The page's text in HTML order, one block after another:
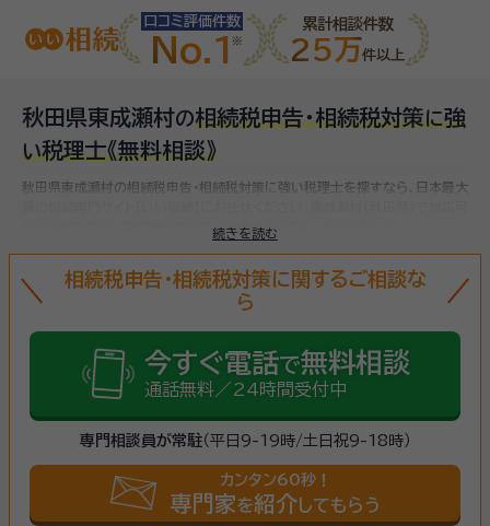
口コミ評価件数
No.1
累計相談件数
25万件以上
秋田県東成瀬村の相続税申告・相続税対策に強
い税理士《無料相談》
続きを読む
秋田県東成瀬村の相続税申告・相続税対策に強い税理士を探すなら、日本最大
能な相続税申告・相続税対策に強い税理士をお探しいただけます。
相続税申告・相続税対策に関するご相談な
ら
今すぐ電話で無料相談
通話無料／24時間受付中
専門相談員が常駐（平日9-19時/土日祝9-18時）
カンタン60秒！
専門家を紹介 してもらう